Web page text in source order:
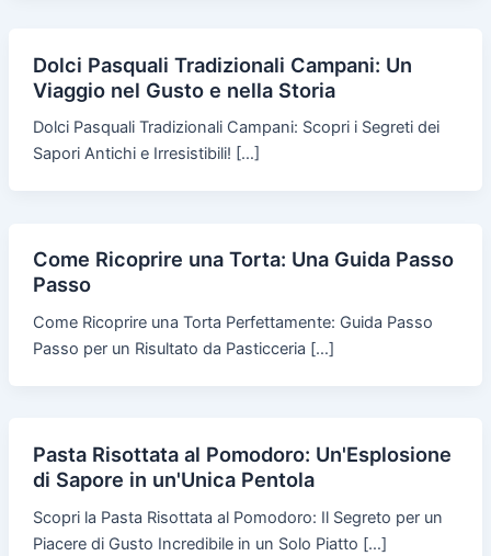
Dolci Pasquali Tradizionali Campani: Un
Viaggio nel Gusto e nella Storia
Dolci Pasquali Tradizionali Campani: Scopri i Segreti dei
Sapori Antichi e Irresistibili! […]
Come Ricoprire una Torta: Una Guida Passo
Passo
Come Ricoprire una Torta Perfettamente: Guida Passo
Passo per un Risultato da Pasticceria […]
Pasta Risottata al Pomodoro: Un'Esplosione
di Sapore in un'Unica Pentola
Scopri la Pasta Risottata al Pomodoro: Il Segreto per un
Piacere di Gusto Incredibile in un Solo Piatto […]